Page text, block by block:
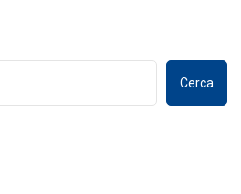
Cerca